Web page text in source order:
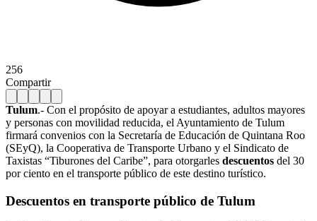
256
Compartir
Tulum.- Con el propósito de apoyar a estudiantes, adultos mayores
y personas con movilidad reducida, el Ayuntamiento de Tulum
firmará convenios con la Secretaría de Educación de Quintana Roo
(SEyQ), la Cooperativa de Transporte Urbano y el Sindicato de
Taxistas “Tiburones del Caribe”, para otorgarles descuentos del 30
por ciento en el transporte público de este destino turístico.
Descuentos en transporte público de Tulum